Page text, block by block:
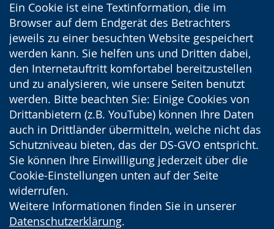
Ein Cookie ist eine Textinformation, die im
Browser auf dem Endgerät des Betrachters
jeweils zu einer besuchten Website gespeichert
werden kann. Sie helfen uns und Dritten dabei,
den Internetauftritt komfortabel bereitzustellen
und zu analysieren, wie unsere Seiten benutzt
werden. Bitte beachten Sie: Einige Cookies von
Drittanbietern (z.B. YouTube) können Ihre Daten
auch in Drittländer übermitteln, welche nicht das
Schutzniveau bieten, das der DS-GVO entspricht.
Sie können Ihre Einwilligung jederzeit über die
Cookie-Einstellungen unten auf der Seite
widerrufen.
Weitere Informationen finden Sie in unserer
Datenschutzerklärung.